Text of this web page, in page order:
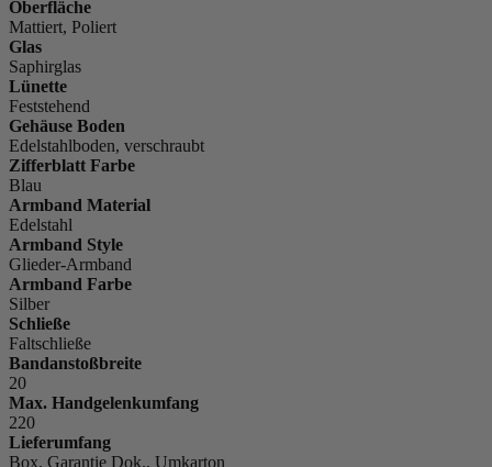
Oberfläche
Mattiert, Poliert
Glas
Saphirglas
Lünette
Feststehend
Gehäuse Boden
Edelstahlboden, verschraubt
Zifferblatt Farbe
Blau
Armband Material
Edelstahl
Armband Style
Glieder-Armband
Armband Farbe
Silber
Schließe
Faltschließe
Bandanstoßbreite
20
Max. Handgelenkumfang
220
Lieferumfang
Box, Garantie Dok., Umkarton